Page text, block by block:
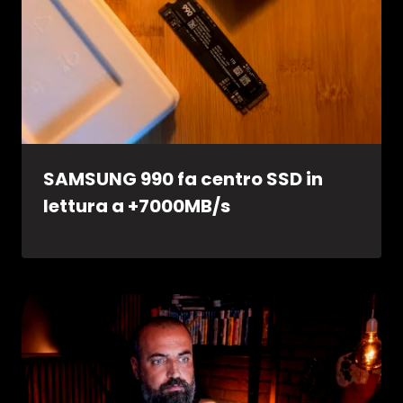
SAMSUNG 990 fa centro SSD in
lettura a +7000MB/s